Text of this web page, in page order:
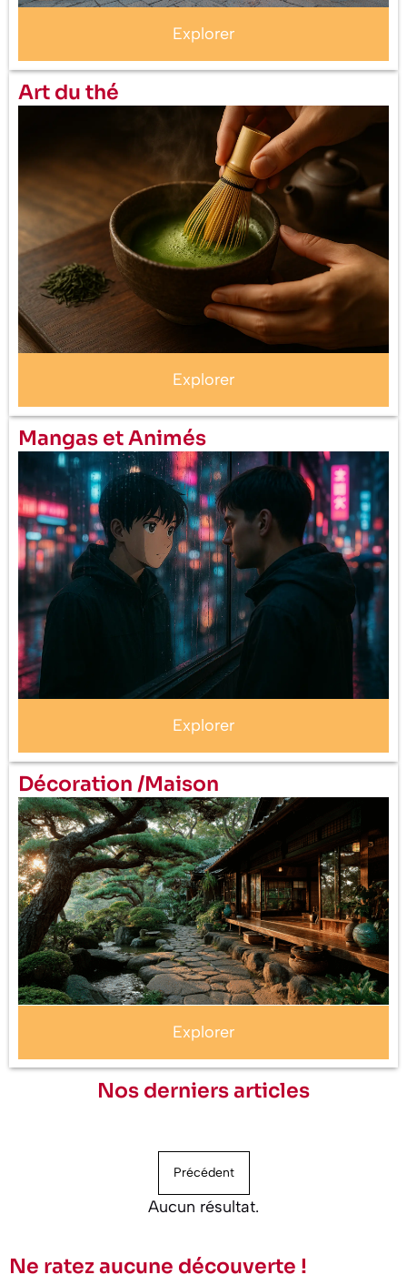
Explorer
Art du thé
Explorer
Mangas et Animés
Explorer
Décoration /Maison
Explorer
Nos derniers articles
Précédent
Aucun résultat.
Ne ratez aucune découverte !